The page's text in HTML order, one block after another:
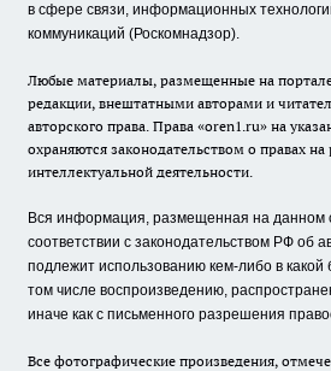
в сфере связи, информационных
коммуникаций (Роскомнадзор).
Любые материалы, размещенные на
редакции, внештатными авторами и
авторского права. Права «oren1.ru» на
охраняются законодательством о правах на
интеллектуальной деятельности.
Вся информация, размещенная на данном
соответствии с законодательством РФ об
подлежит использованию кем-либо в
том числе воспроизведению,
иначе как с письменного разрешения
Все фотографические произведения,